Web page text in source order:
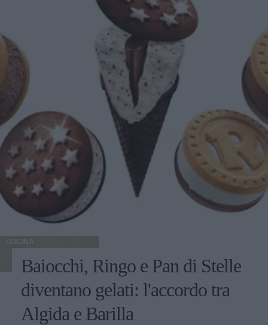
CUCINA
Baiocchi, Ringo e Pan di Stelle
diventano gelati: l'accordo tra
Algida e Barilla